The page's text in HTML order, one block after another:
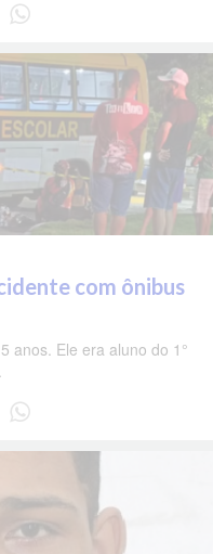
com ônibus
anos. Ele era aluno do 1°